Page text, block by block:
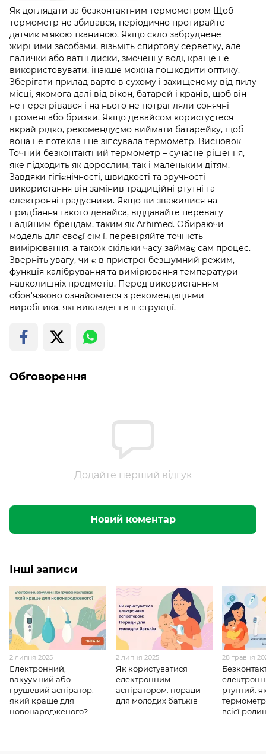
Як доглядати за безконтактним термометром Щоб
термометр не збивався, періодично протирайте
датчик м'якою тканиною. Якщо скло забруднене
жирними засобами, візьміть спиртову серветку, але
палички або ватні диски, змочені у воді, краще не
використовувати, інакше можна пошкодити оптику.
Зберігати прилад варто в сухому і захищеному від пилу
місці, якомога далі від вікон, батарей і кранів, щоб він
не перегрівався і на нього не потрапляли сонячні
промені або бризки. Якщо девайсом користуєтеся
вкрай рідко, рекомендуємо виймати батарейку, щоб
вона не потекла і не зіпсувала термометр. Висновок
Точний безконтактний термометр – сучасне рішення,
яке підходить як дорослим, так і маленьким дітям.
Завдяки гігієнічності, швидкості та зручності
використання він замінив традиційні ртутні та
електронні градусники. Якщо ви зважилися на
придбання такого девайса, віддавайте перевагу
надійним брендам, таким як Arhimed. Обираючи
модель для своєї сім'ї, перевіряйте точність
вимірювання, а також скільки часу займає сам процес.
Зверніть увагу, чи є в пристрої безшумний режим,
функція калібрування та вимірювання температури
навколишніх предметів. Перед використанням
обов'язково ознайомтеся з рекомендаціями
виробника, які викладені в інструкції.
Обговорення
Додайте перший відгук
Новий коментар
Інші записи
2 липня 2025
Електронний,
вакуумний або
грушевий аспіратор:
який краще для
новонародженого?
2 липня 2025
Як користуватися
електронним
аспіратором: поради
для молодих батьків
28 травня
ртутний:
всієї